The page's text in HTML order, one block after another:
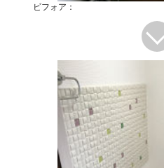
ビフォア：